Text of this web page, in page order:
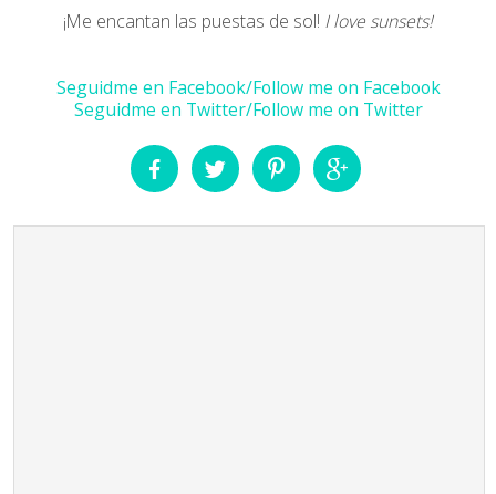
¡Me encantan las puestas de sol! I love sunsets!
Seguidme en Facebook/Follow me on Facebook
Seguidme en Twitter/Follow me on Twitter